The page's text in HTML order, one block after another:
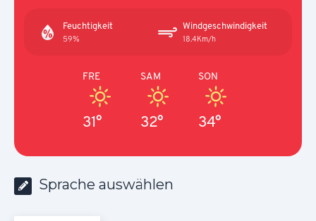
Feuchtigkeit
59%
Windgeschwindigkeit
18.4Km/h
FRE
31°
SAM
32°
SON
34°
Sprache auswählen